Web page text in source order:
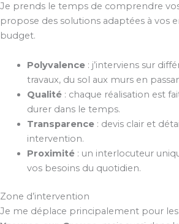
Je prends le temps de comprendre
propose des solutions adaptées à vos
budget.
Polyvalence: j’interviens sur
travaux, du sol aux murs en
Qualité: chaque réalisation est
durer dans le temps.
Transparence: devis clair et
intervention.
Proximité: un interlocuteur
vos besoins du quotidien.
Zone d’intervention
Je me déplace principalement pour les